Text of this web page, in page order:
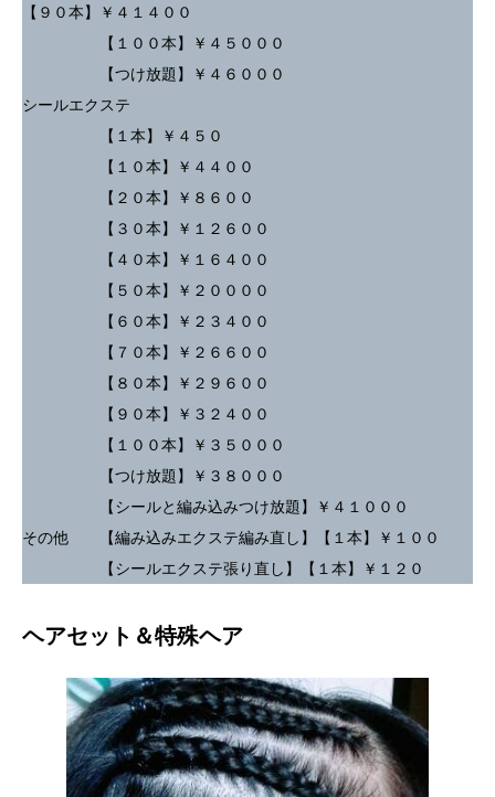
【９０本】￥４１４００
【１００本】￥４５０００
【つけ放題】￥４６０００
シールエクステ
【１本】￥４５０
【１０本】￥４４００
【２０本】￥８６００
【３０本】￥１２６００
【４０本】￥１６４００
【５０本】￥２００００
【６０本】￥２３４００
【７０本】￥２６６００
【８０本】￥２９６００
【９０本】￥３２４００
【１００本】￥３５０００
【つけ放題】￥３８０００
【シールと編み込みつけ放題】￥４１０００
その他 【編み込みエクステ編み直し】【１本】￥１００
【シールエクステ張り直し】【１本】￥１２０
ヘアセット＆特殊ヘア